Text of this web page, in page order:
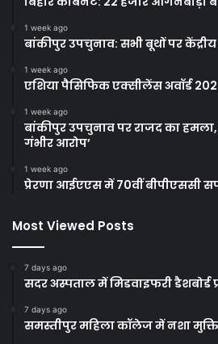
1 week ago
बांकीपुर उपचुनाव: सभी बूथों पर
1 week ago
एशिया पैसिफिक एक्सीलेंस अवॉर्ड
1 week ago
बांकीपुर उपचुनाव पर राजद का
गंभीर आरोप’
1 week ago
प्रेरणा आईएएस में 70वीं बीपीएससी
Most Viewed Posts
7 days ago
सदर अस्पताल में मिडवाइफरी डैशबोर्ड
7 days ago
समस्तीपुर महिला कॉलेज में नशा